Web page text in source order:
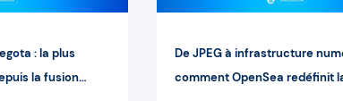
: la plus
la fusion
De JPEG à infrastructure
comment OpenSea redéfinit